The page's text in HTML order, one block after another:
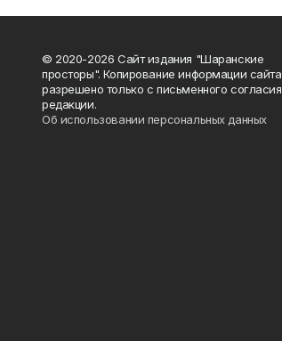
© 2020-2026 Сайт издания "Шаранские
просторы". Копирование информации сайта
разрешено только с письменного согласия
редакции.
Об использовании персональных данных